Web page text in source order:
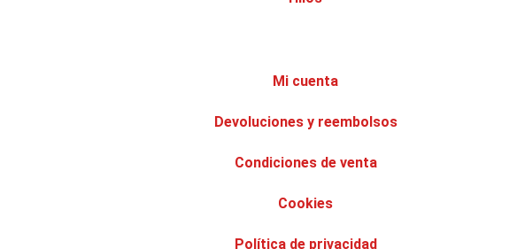
Mi cuenta
Devoluciones y reembolsos
Condiciones de venta
Cookies
Política de privacidad